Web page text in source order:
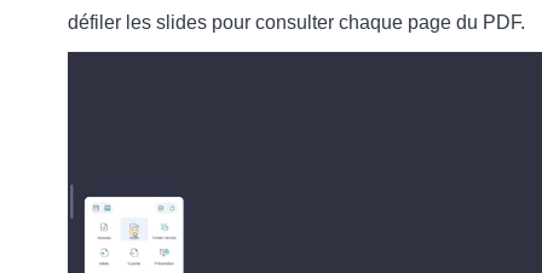
défiler les slides pour consulter chaque page du PDF.